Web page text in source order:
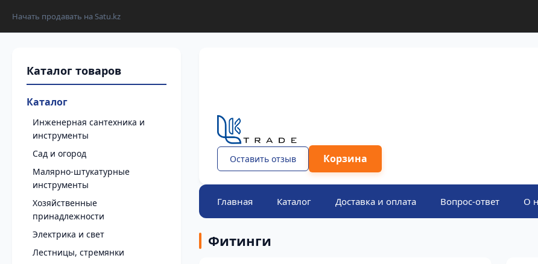
Начать продавать на Satu.kz
Каталог
Инженерная сантехника и
инструменты
Сад и огород
Малярно-штукатурные
инструменты
Хозяйственные
принадлежности
Электрика и свет
Лестницы, стремянки
Оставить отзыв Корзина
Главная Каталог Доставка и оплата Вопрос-ответ О
Фитинги